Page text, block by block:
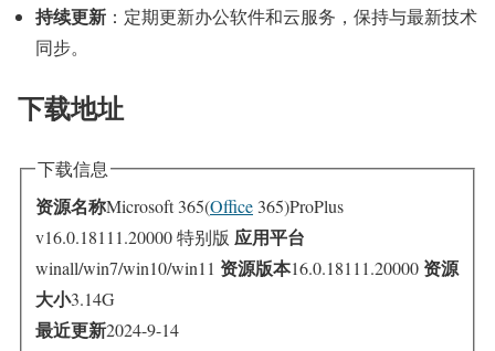
持续更新 ：定期更新办公软件和云服务，保持与最新技术
同步。
下载地址
下载信息
资源名称Microsoft 365(Office 365)ProPlus
v16.0.18111.20000 特别版 应用平台
winall/win7/win10/win11 资源版本16.0.18111.20000 资源
大小3.14G
最近更新2024-9-14